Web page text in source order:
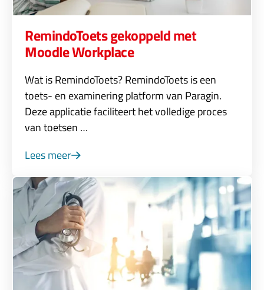
RemindoToets gekoppeld met
Moodle Workplace
Wat is RemindoToets? RemindoToets is een
toets- en examinering platform van Paragin.
Deze applicatie faciliteert het volledige proces
van toetsen …
Lees meer